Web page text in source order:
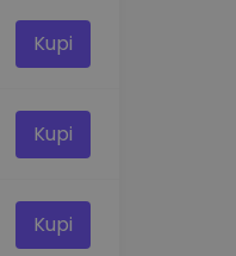
Kupi
Kupi
Kupi